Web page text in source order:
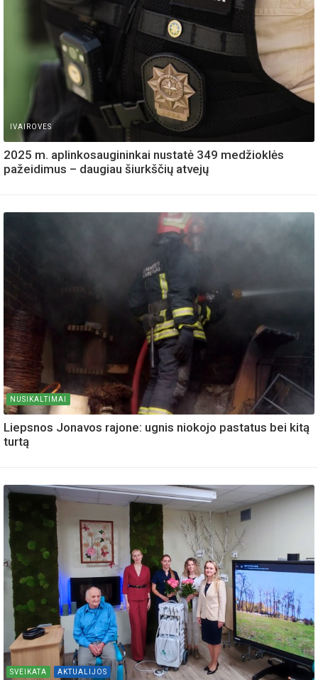
IVAIROVES
2025 m. aplinkosaugininkai nustatė 349 medžioklės
pažeidimus – daugiau šiurkščių atvejų
NUSIKALTIMAI
Liepsnos Jonavos rajone: ugnis niokojo pastatus bei kitą
turtą
SVEIKATA AKTUALIJOS